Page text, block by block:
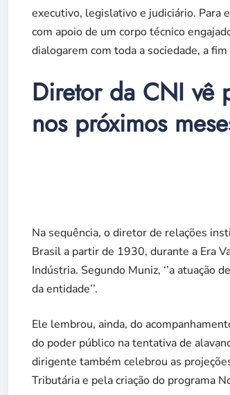
executivo, legislativo e judiciário. Para
com apoio de um corpo técnico
dialogarem com toda a sociedade, a
Diretor da CNI vê
nos próximos
Na sequência, o diretor de relações
Brasil a partir de 1930, durante a Era
Indústria. Segundo Muniz, ‘’a atuação
da entidade’’.
Ele lembrou, ainda, do
do poder público na tentativa de
dirigente também celebrou as
Tributária e pela criação do programa